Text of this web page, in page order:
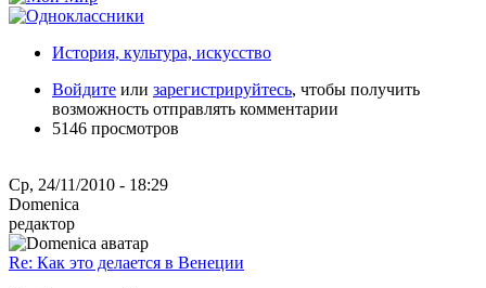
История, культура, искусство
Войдите или зарегистрируйтесь, чтобы получить
возможность отправлять комментарии
5146 просмотров
Ср, 24/11/2010 - 18:29
Domenica
редактор
Re: Как это делается в Венеции